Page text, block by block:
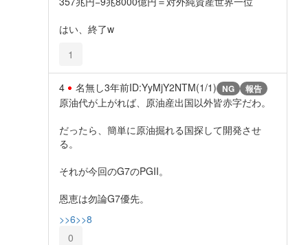
はい、終了w
1
4 名無し3年前ID:YyMjY2NTM(1/1) NG 報告
原油代が上がれば、原油産出国以外皆赤字だわ。
だったら、簡単に原油掘れる国探して開発させ
る。
それが今回のG7のPGII。
恩恵は勿論G7優先。
>>6>>8
0